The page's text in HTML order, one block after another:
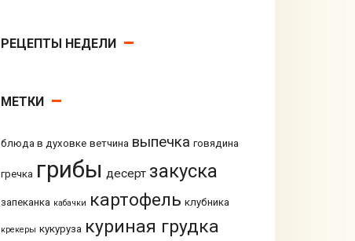
РЕЦЕПТЫ НЕДЕЛИ
МЕТКИ
блюда в духовке ветчина выпечка говядина
гречка грибы десерт закуска
запеканка кабачки картофель клубника
крекеры кукуруза куриная грудка